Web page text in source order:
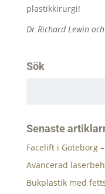
plastikkirurgi!
Dr Richard Lewin
Sök
Senaste
Facelift i Göteborg
Avancerad
Bukplastik med